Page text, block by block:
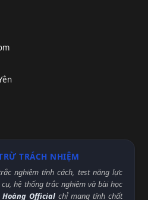
TRÁCH NHIỆM
nghiệm tính cách, test năng lực
hệ thống trắc nghiệm và bài học
Hoàng Official chỉ mang tính chất